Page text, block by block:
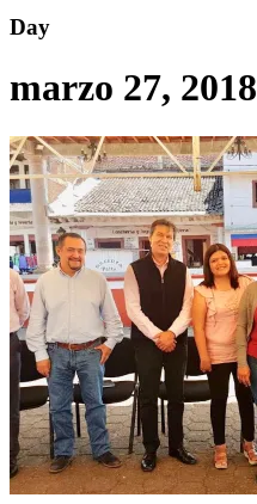
Day
marzo 27, 2018